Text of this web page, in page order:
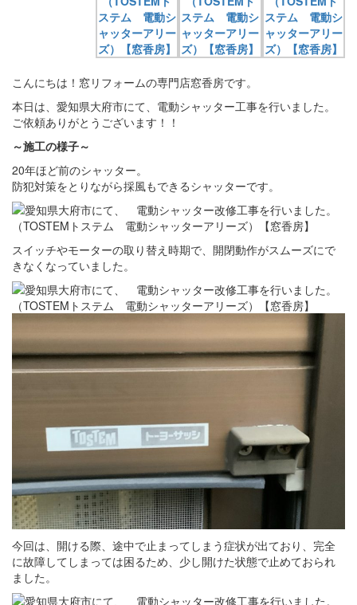
こんにちは！窓リフォームの専門店窓香房です。
本日は、愛知県大府市にて、電動シャッター工事を行いました。
ご依頼ありがとうございます！！
～施工の様子～
20年ほど前のシャッター。
防犯対策をとりながら採風もできるシャッターです。
スイッチやモーターの取り替え時期で、開閉動作がスムーズにで
きなくなっていました。
今回は、開ける際、途中で止まってしまう症状が出ており、完全
に故障してしまっては困るため、少し開けた状態で止めておられ
ました。